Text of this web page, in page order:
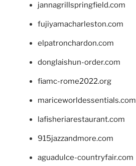
jannagrillspringfield.com
fujiyamacharleston.com
elpatronchardon.com
donglaishun-order.com
fiamc-rome2022.org
mariceworldessentials.com
lafisheriarestaurant.com
915jazzandmore.com
aguadulce-countryfair.com